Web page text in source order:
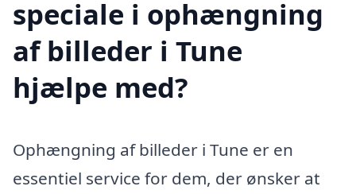
speciale i ophængning
af billeder i Tune
hjælpe med?
Ophængning af billeder i Tune er en
essentiel service for dem, der ønsker at